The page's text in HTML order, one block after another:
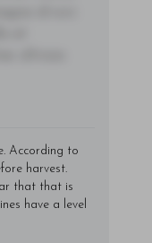
id orci
at
According to
harvest.
that that is
have a level